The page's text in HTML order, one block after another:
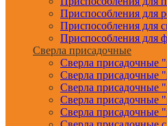
Приспособления для
Приспособления для
Приспособления для
Сверла присадочные
Сверла присадочные
Сверла присадочные
Сверла присадочные
Сверла присадочные
Сверла присадочные